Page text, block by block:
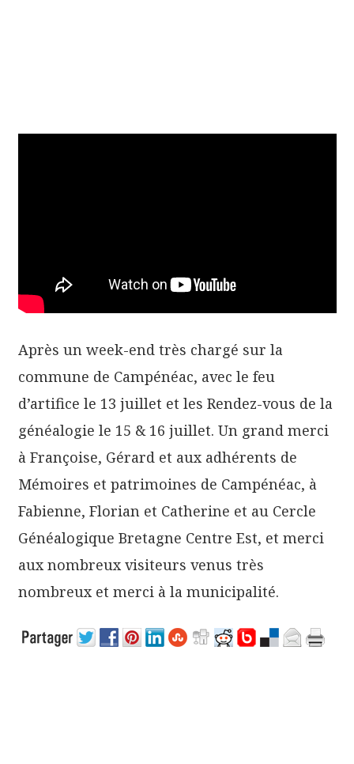
Après un week-end très chargé sur la
commune de Campénéac, avec le feu
d’artifice le 13 juillet et les Rendez-vous de la
généalogie le 15 & 16 juillet. Un grand merci
à Françoise, Gérard et aux adhérents de
Mémoires et patrimoines de Campénéac, à
Fabienne, Florian et Catherine et au Cercle
Généalogique Bretagne Centre Est, et merci
aux nombreux visiteurs venus très
nombreux et merci à la municipalité.